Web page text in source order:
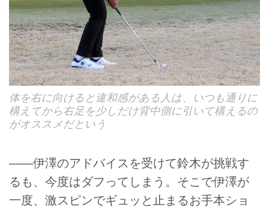
体を右に向けると違和感がある人は、いつも通りに
構えてから右足を少しだけ背中側に引いて構えるの
がオススメだという
――伊澤のアドバイスを受けて鈴木が挑戦す
るも、今度はダフってしまう。そこで伊澤が
一度、激スピンでギュッと止まるお手本ショ